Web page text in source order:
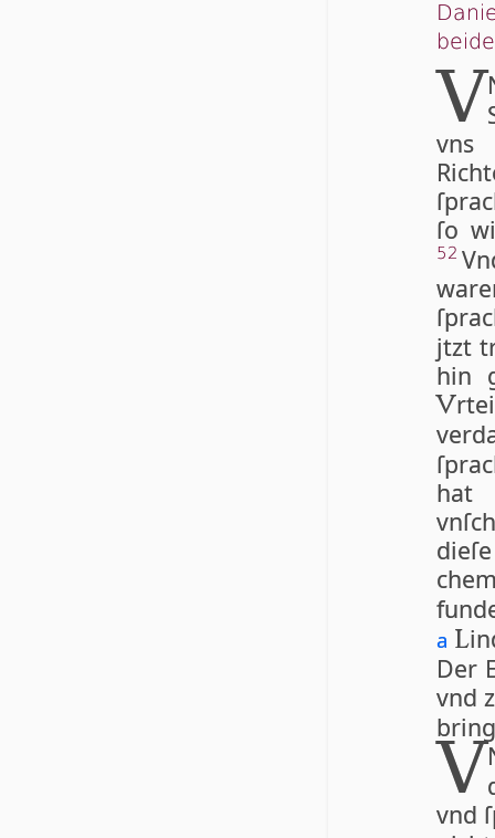
V
vns
ſo
52
jtzt
hin
V
hat
a L
Der
vnd
V
vnd